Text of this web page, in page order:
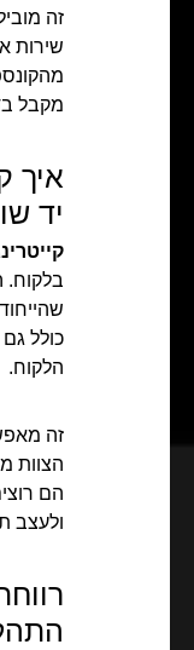
זה
שירות
מקבל
איך
יד
בלקוח.
כולל
הלקוח.
זה
הצוות
הם
ולעצב